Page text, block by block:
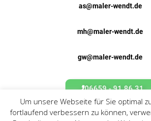
as@maler-wendt.de
mh@maler-wendt.de
gw@maler-wendt.de
06659 - 91 86 31
Um unsere Webseite für Sie optimal
fortlaufend verbessern zu können,